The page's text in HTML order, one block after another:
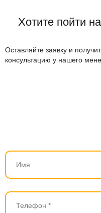
Хотите пойти
Оставляйте заявку и
консультацию у нашего